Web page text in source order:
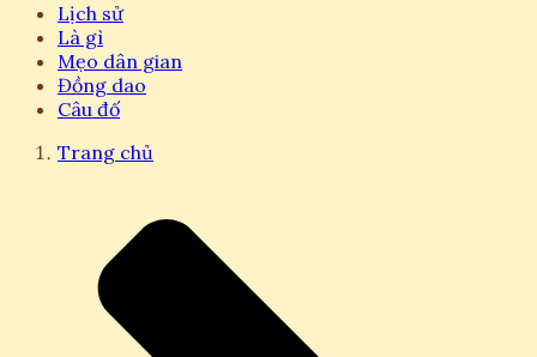
Lịch sử
Là gì
Mẹo dân gian
Đồng dao
Câu đố
Trang chủ